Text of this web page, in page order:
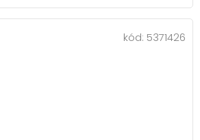
kód: 5371426